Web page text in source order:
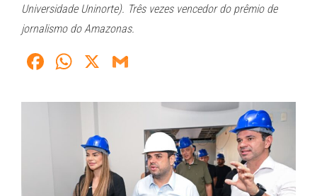
Universidade Uninorte). Três vezes vencedor do prêmio de
jornalismo do Amazonas.
Fa
bo
W
ts
pp
X
ail